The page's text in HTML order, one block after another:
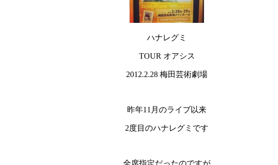
ハナレグミ
TOUR オアシス
2012.2.28 梅田芸術劇場
昨年11月のライブ以来
2度目のハナレグミです
全席指定だったのですが